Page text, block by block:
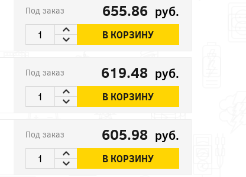
Под заказ 655.86 руб.
В КОРЗИНУ
Под заказ 619.48 руб.
В КОРЗИНУ
Под заказ 605.98 руб.
В КОРЗИНУ